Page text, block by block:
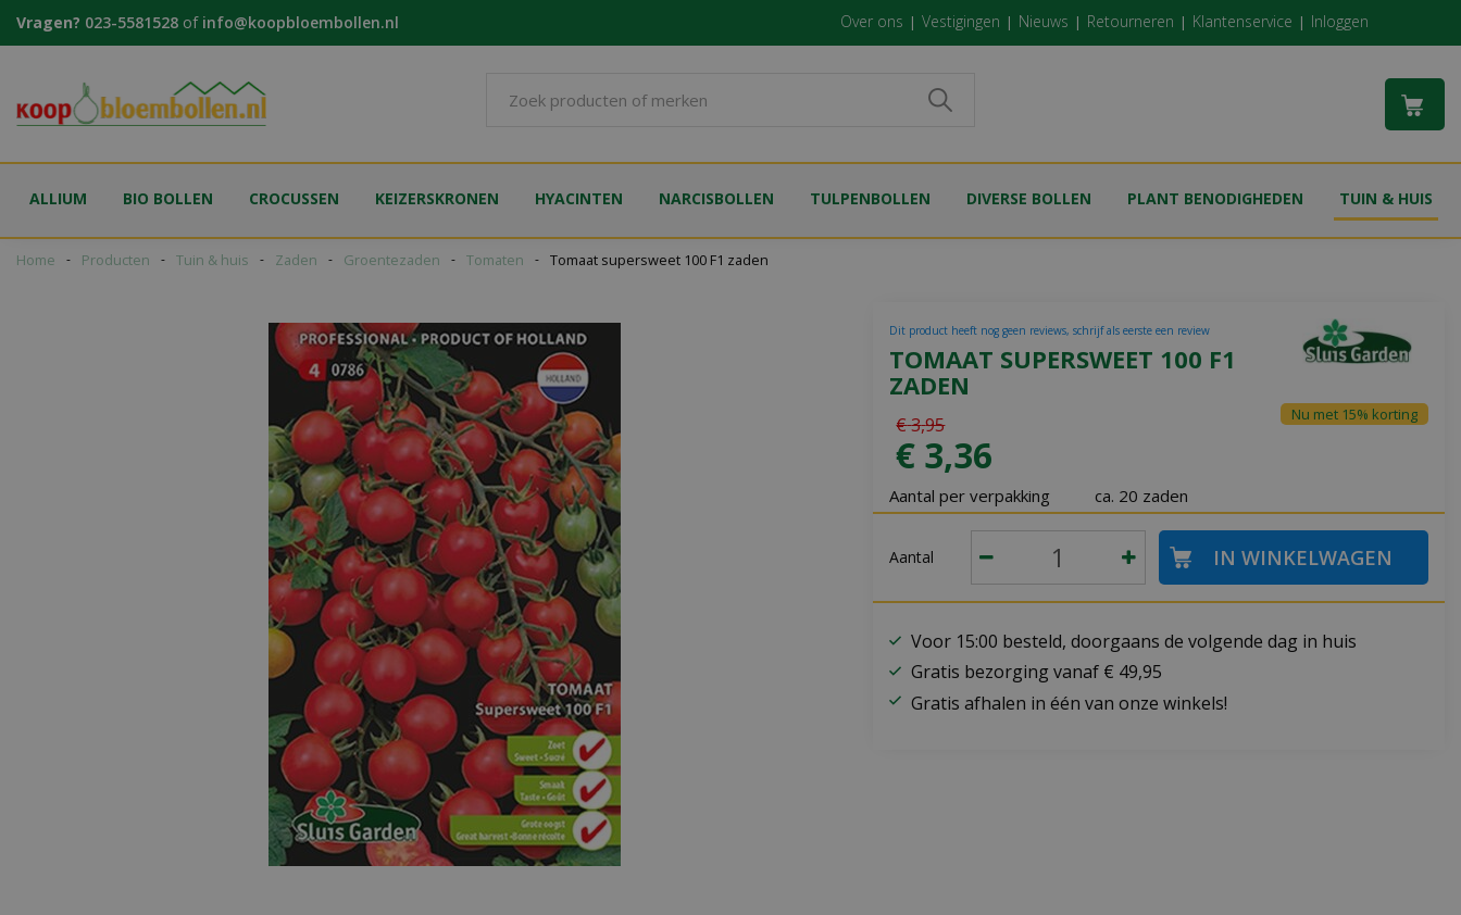
naar
Home Producten Tuin & huis Zaden Groentezaden Tomaten Tomaat supersweet 100 F1 zaden
Vragen? 023-5581528 of info@koopbloembollen.nl Over ons Vestigingen Nieuws Retourneren Klantenservice Inloggen
ALLIUM BIO BOLLEN CROCUSSEN KEIZERSKRONEN HYACINTEN NARCISBOLLEN TULPENBOLLEN DIVERSE BOLLEN PLANT BENODIGHEDEN TUIN & HUIS
TOMAAT SUPERSWEET 100 F1
ZADEN
Dit product heeft nog geen reviews, schrijf als eerste een review
€3,95
€ 3,36
Nu met 15% korting
Aantal per verpakking ca. 20 zaden
Aantal
Voor 15:00 besteld, doorgaans de volgende dag in huis
Gratis bezorging vanaf € 49,95
Gratis afhalen in één van onze winkels!